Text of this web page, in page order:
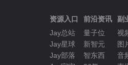
资源入口
Jay总站
Jay星球
Jay部落
前沿资讯
量子位
新智元
智东西
副
视
图
音